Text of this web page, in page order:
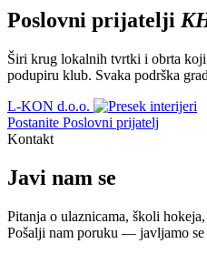
Poslovni prijatelji
Širi krug lokalnih tvrtki i obrta
podupiru klub. Svaka podrška
L-KON d.o.o.
Postanite Poslovni prijatelj
Kontakt
Javi nam se
Pitanja o ulaznicama, školi
Pošalji nam poruku — javljamo se